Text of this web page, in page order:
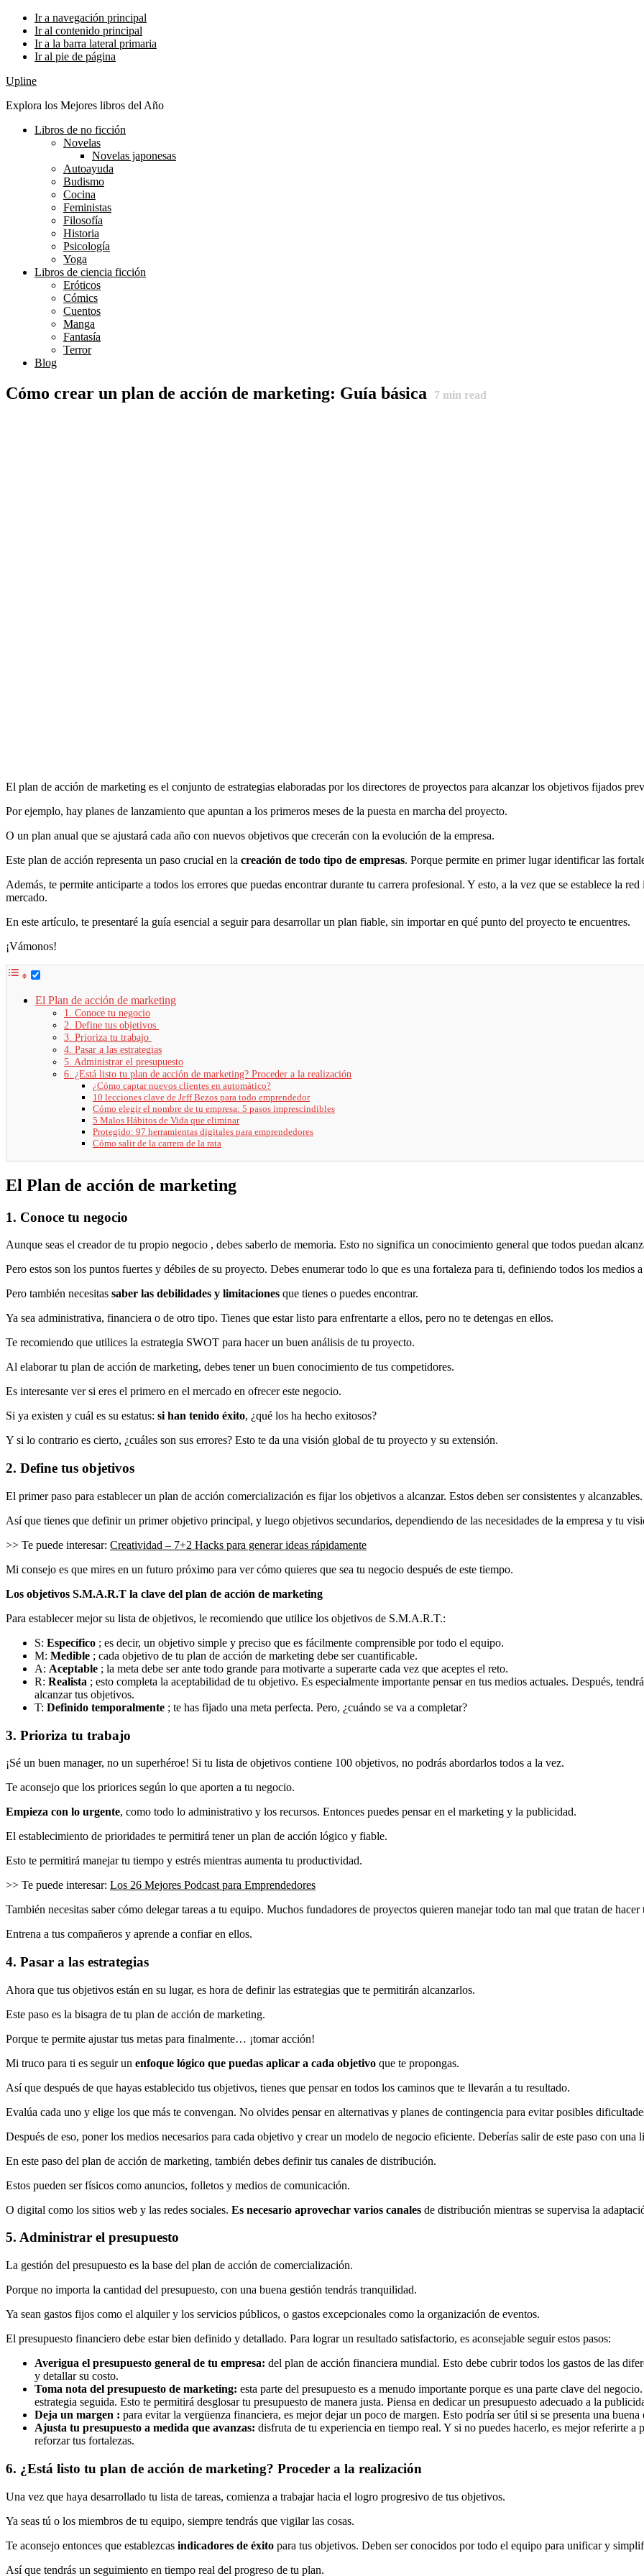
Ir a navegación principal
Ir al contenido principal
Ir a la barra lateral primaria
Ir al pie de página
Upline
Explora los Mejores libros del Año
Libros de no ficción
Novelas
Novelas japonesas
Autoayuda
Budismo
Cocina
Feministas
Filosofía
Historia
Psicología
Yoga
Libros de ciencia ficción
Eróticos
Cómics
Cuentos
Manga
Fantasía
Terror
Blog
Cómo crear un plan de acción de marketing: Guía básica 7 min read
El plan de acción de marketing es el conjunto de estrategias elaboradas por los directores de proyectos para alcanzar los objetivos fijados
Por ejemplo, hay planes de lanzamiento que apuntan a los primeros meses de la puesta en marcha del proyecto.
O un plan anual que se ajustará cada año con nuevos objetivos que crecerán con la evolución de la empresa.
Este plan de acción representa un paso crucial en la creación de todo tipo de empresas. Porque permite en primer lugar identificar las
Además, te permite anticiparte a todos los errores que puedas encontrar durante tu carrera profesional. Y esto, a la vez que se establece la
mercado.
En este artículo, te presentaré la guía esencial a seguir para desarrollar un plan fiable, sin importar en qué punto del proyecto te encuentres.
¡Vámonos!
El Plan de acción de marketing
1. Conoce tu negocio
2. Define tus objetivos
3. Prioriza tu trabajo
4. Pasar a las estrategias
5. Administrar el presupuesto
6. ¿Está listo tu plan de acción de marketing? Proceder a la realización
¿Cómo captar nuevos clientes en automático?
10 lecciones clave de Jeff Bezos para todo emprendedor
Cómo elegir el nombre de tu empresa: 5 pasos imprescindibles
5 Malos Hábitos de Vida que eliminar
Protegido: 97 herramientas digitales para emprendedores
Cómo salir de la carrera de la rata
El Plan de acción de marketing
1. Conoce tu negocio
Aunque seas el creador de tu propio negocio , debes saberlo de memoria. Esto no significa un conocimiento general que todos puedan
Pero estos son los puntos fuertes y débiles de su proyecto. Debes enumerar todo lo que es una fortaleza para ti, definiendo todos los
Pero también necesitas saber las debilidades y limitaciones que tienes o puedes encontrar.
Ya sea administrativa, financiera o de otro tipo. Tienes que estar listo para enfrentarte a ellos, pero no te detengas en ellos.
Te recomiendo que utilices la estrategia SWOT para hacer un buen análisis de tu proyecto.
Al elaborar tu plan de acción de marketing, debes tener un buen conocimiento de tus competidores.
Es interesante ver si eres el primero en el mercado en ofrecer este negocio.
Si ya existen y cuál es su estatus: si han tenido éxito, ¿qué los ha hecho exitosos?
Y si lo contrario es cierto, ¿cuáles son sus errores? Esto te da una visión global de tu proyecto y su extensión.
2. Define tus objetivos
El primer paso para establecer un plan de acción comercialización es fijar los objetivos a alcanzar. Estos deben ser consistentes y alcanzables.
Así que tienes que definir un primer objetivo principal, y luego objetivos secundarios, dependiendo de las necesidades de la empresa y tu
>> Te puede interesar: Creatividad – 7+2 Hacks para generar ideas rápidamente
Mi consejo es que mires en un futuro próximo para ver cómo quieres que sea tu negocio después de este tiempo.
Los objetivos S.M.A.R.T la clave del plan de acción de marketing
Para establecer mejor su lista de objetivos, le recomiendo que utilice los objetivos de S.M.A.R.T.:
S: Específico ; es decir, un objetivo simple y preciso que es fácilmente comprensible por todo el equipo.
M: Medible ; cada objetivo de tu plan de acción de marketing debe ser cuantificable.
A: Aceptable ; la meta debe ser ante todo grande para motivarte a superarte cada vez que aceptes el reto.
R: Realista ; esto completa la aceptabilidad de tu objetivo. Es especialmente importante pensar en tus medios actuales. Después,
alcanzar tus objetivos.
T: Definido temporalmente ; te has fijado una meta perfecta. Pero, ¿cuándo se va a completar?
3. Prioriza tu trabajo
¡Sé un buen manager, no un superhéroe! Si tu lista de objetivos contiene 100 objetivos, no podrás abordarlos todos a la vez.
Te aconsejo que los priorices según lo que aporten a tu negocio.
Empieza con lo urgente, como todo lo administrativo y los recursos. Entonces puedes pensar en el marketing y la publicidad.
El establecimiento de prioridades te permitirá tener un plan de acción lógico y fiable.
Esto te permitirá manejar tu tiempo y estrés mientras aumenta tu productividad.
>> Te puede interesar: Los 26 Mejores Podcast para Emprendedores
También necesitas saber cómo delegar tareas a tu equipo. Muchos fundadores de proyectos quieren manejar todo tan mal que tratan de
Entrena a tus compañeros y aprende a confiar en ellos.
4. Pasar a las estrategias
Ahora que tus objetivos están en su lugar, es hora de definir las estrategias que te permitirán alcanzarlos.
Este paso es la bisagra de tu plan de acción de marketing.
Porque te permite ajustar tus metas para finalmente… ¡tomar acción!
Mi truco para ti es seguir un enfoque lógico que puedas aplicar a cada objetivo que te propongas.
Así que después de que hayas establecido tus objetivos, tienes que pensar en todos los caminos que te llevarán a tu resultado.
Evalúa cada uno y elige los que más te convengan. No olvides pensar en alternativas y planes de contingencia para evitar posibles
Después de eso, poner los medios necesarios para cada objetivo y crear un modelo de negocio eficiente. Deberías salir de este paso con una
En este paso del plan de acción de marketing, también debes definir tus canales de distribución.
Estos pueden ser físicos como anuncios, folletos y medios de comunicación.
O digital como los sitios web y las redes sociales. Es necesario aprovechar varios canales de distribución mientras se supervisa la
5. Administrar el presupuesto
La gestión del presupuesto es la base del plan de acción de comercialización.
Porque no importa la cantidad del presupuesto, con una buena gestión tendrás tranquilidad.
Ya sean gastos fijos como el alquiler y los servicios públicos, o gastos excepcionales como la organización de eventos.
El presupuesto financiero debe estar bien definido y detallado. Para lograr un resultado satisfactorio, es aconsejable seguir estos pasos:
Averigua el presupuesto general de tu empresa: del plan de acción financiera mundial. Esto debe cubrir todos los gastos de las
y detallar su costo.
Toma nota del presupuesto de marketing: esta parte del presupuesto es a menudo importante porque es una parte clave del
estrategia seguida. Esto te permitirá desglosar tu presupuesto de manera justa. Piensa en dedicar un presupuesto adecuado a la
Deja un margen : para evitar la vergüenza financiera, es mejor dejar un poco de margen. Esto podría ser útil si se presenta una
Ajusta tu presupuesto a medida que avanzas: disfruta de tu experiencia en tiempo real. Y si no puedes hacerlo, es mejor referirte
reforzar tus fortalezas.
6. ¿Está listo tu plan de acción de marketing? Proceder a la realización
Una vez que haya desarrollado tu lista de tareas, comienza a trabajar hacia el logro progresivo de tus objetivos.
Ya seas tú o los miembros de tu equipo, siempre tendrás que vigilar las cosas.
Te aconsejo entonces que establezcas indicadores de éxito para tus objetivos. Deben ser conocidos por todo el equipo para unificar y
Así que tendrás un seguimiento en tiempo real del progreso de tu plan.